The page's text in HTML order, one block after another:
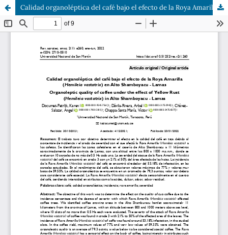
Calidad organoléptica del café bajo el efecto de la Roya Amarilla (Hemileia vastatrix) en Alto Shamboyacu - Lamas